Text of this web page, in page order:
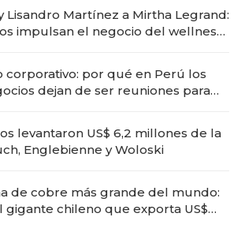
Lisandro Martínez a Mirtha Legrand:
impulsan el negocio del wellness
corporativo: por qué en Perú los
dejan de ser reuniones para
levantaron US$ 6,2 millones de la
Englebienne y Woloski
de cobre más grande del mundo:
gigante chileno que exporta US$